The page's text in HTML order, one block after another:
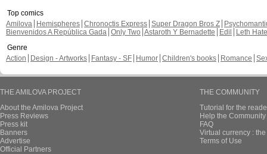
Top comics
Amilova
Hemispheres Chronoctis Express Super Dragon Bros Z
Bienvenidos A República Gada Only Two Astaroth Y Bernadette Edil
Leth Hate
Genre
Action
Design - Artworks Fantasy - SF Humor Children's books Romance
THE AMILOVA PROJECT
About the Amilova Project
Press Reviews
Press kit
Banners
Advertise
Official Partners
THE COMMUNITY
Tutorial for the
Help the
FAQ
Virtual currency :
Terms of Use